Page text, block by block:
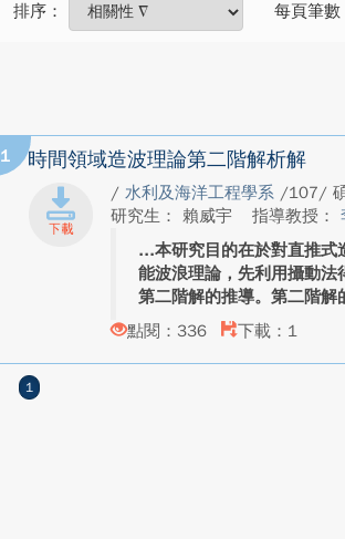
排序： 每頁筆數
1 時間領域造波理論第二階解析解
/ 水利及海洋工程學系 /107/
研究生： 賴威宇
指導教授：
本研究目的在於對直推式
能波浪理論，先利用攝動
第二階解的推導。第二階解
點閱：336
下載：1
1